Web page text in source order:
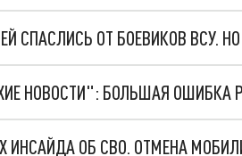
СПАСЛИСЬ ОТ БОЕВИКОВ ВСУ.